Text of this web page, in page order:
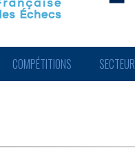
COMPÉTITIONS